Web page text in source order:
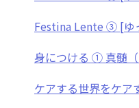
Festina Lente ③ [ゆ
身につける ① 真髄（
ケアする世界をケア